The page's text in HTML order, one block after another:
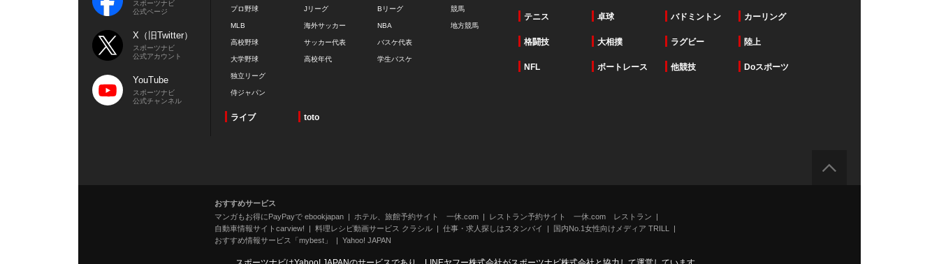
スポーツナビ
公式ページ
X（旧Twitter）
スポーツナビ
公式アカウント
YouTube
スポーツナビ
公式チャンネル
プロ野球
MLB
高校野球
大学野球
独立リーグ
侍ジャパン
Jリーグ
海外サッカー
サッカー代表
高校年代
Bリーグ
NBA
バスケ代表
学生バスケ
競馬
地方競馬
テニス 卓球 バドミントン カーリング
格闘技 大相撲 ラグビー 陸上
NFL ボートレース 他競技 Doスポーツ
ライブ toto
おすすめサービス
マンガもお得にPayPayで ebookjapan
ホテル、旅館予約サイト 一休.com
レストラン予約サイト 一休.com レストラン
自動車情報サイトcarview!
料理レシピ動画サービス クラシル 仕事・求人探しはスタンバイ
国内No.1女性向けメディア TRILL
おすすめ情報サービス「mybest」
Yahoo! JAPAN